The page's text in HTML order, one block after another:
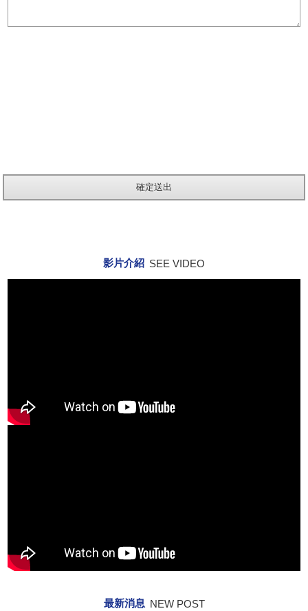
影片介紹 SEE VIDEO
最新消息 NEW POST